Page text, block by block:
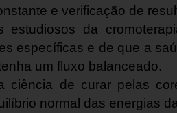
e verificação de
da
específicas e de que a
um fluxo balanceado.
de curar pelas
normal das energias